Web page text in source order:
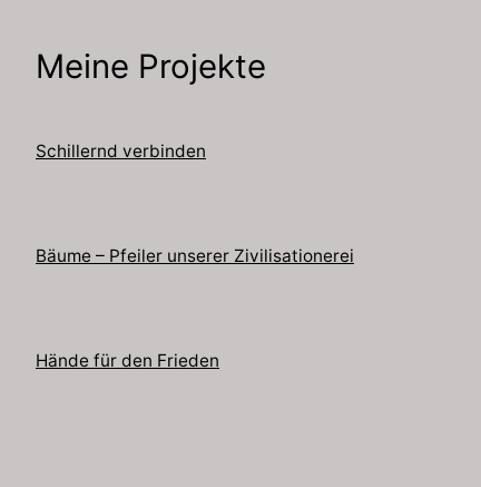
Meine Projekte
Schillernd verbinden
Bäume – Pfeiler unserer Zivilisationerei
Hände für den Frieden